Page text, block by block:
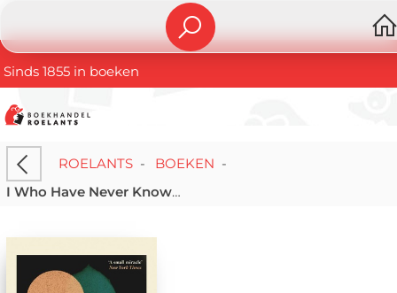
Sinds 1855 in boeken
ROELANTS- BOEKEN -
I Who Have Never Known Men